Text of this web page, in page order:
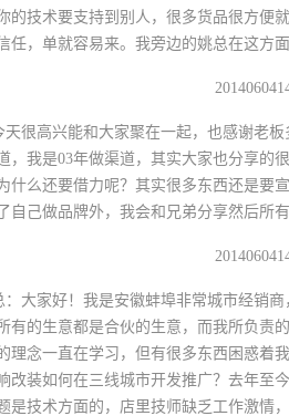
的技术要支持到别人，很多货品很方
，单就容易来。我旁边的姚总在这方
高兴能和大家聚在一起，也感谢老板
，我是03年做渠道，其实大家也分享
什么还要借力呢？其实很多东西还是
己做品牌外，我会和兄弟分享然后所
家好！我是安徽蚌埠非常城市经销商
有的生意都是合伙的生意，而我所负
理念一直在学习，但有很多东西困惑
改装如何在三线城市开发推广？去年至
是技术方面的，店里技师缺乏工作激